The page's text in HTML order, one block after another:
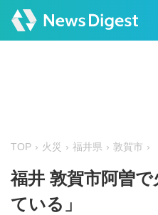
TOP 火災 福井県 敦賀市
福井 敦賀市阿曽で
ている」